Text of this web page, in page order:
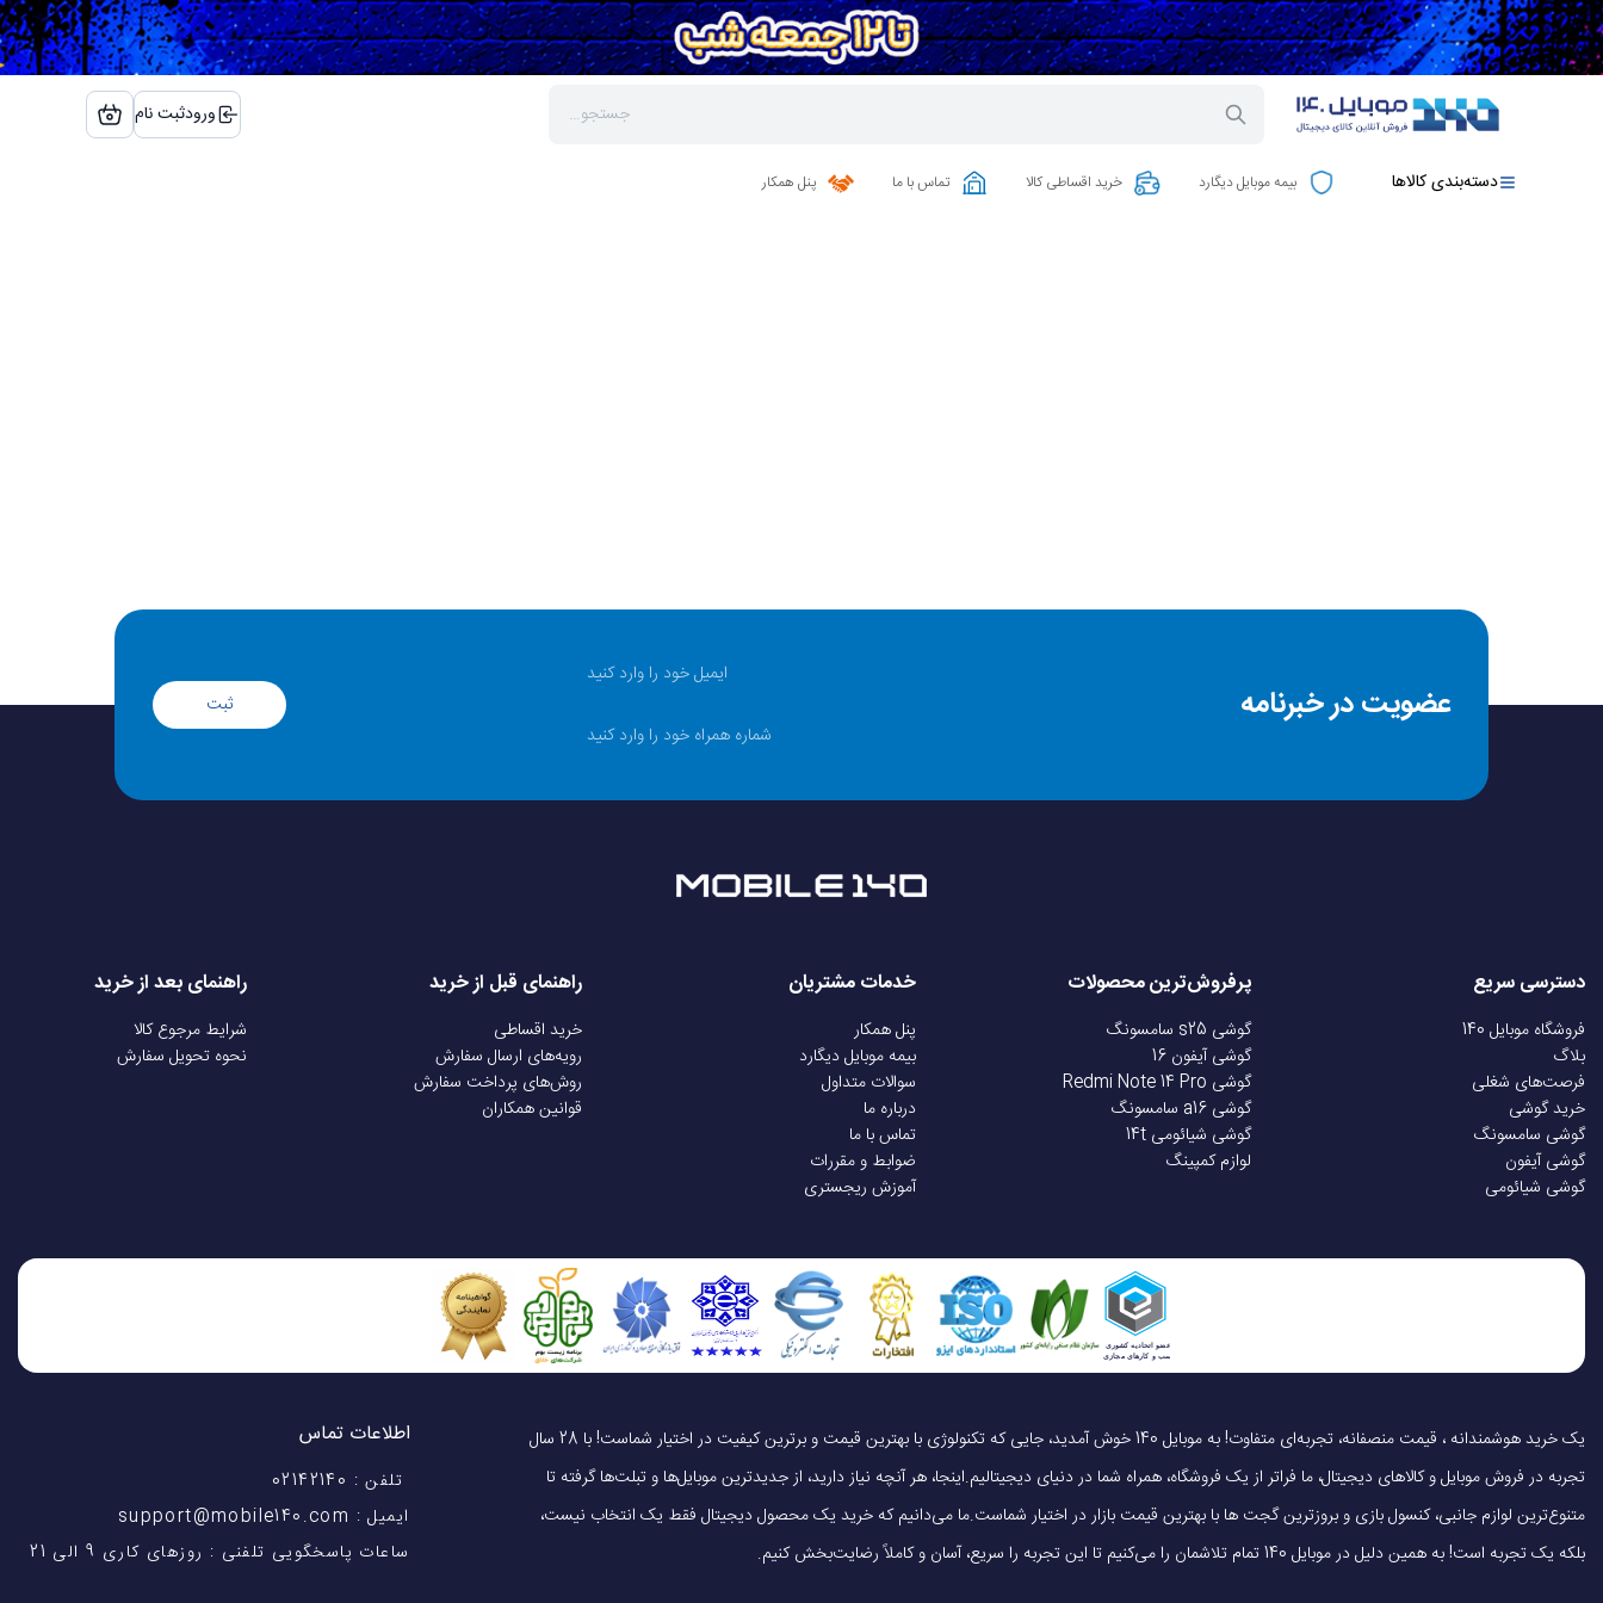
ورودثبت نام
دسته‌بندی کالاها بیمه موبایل دیگارد خرید اقساطی کالا تماس با ما پنل همکار
عضویت در خبرنامه ثبت
دسترسی سریع
فروشگاه موبایل 140
بلاگ
فرصت‌های شغلی
خرید گوشی
گوشی سامسونگ
گوشی آیفون
گوشی شیائومی
پرفروش‌ترین محصولات
گوشی s25 سامسونگ
گوشی آیفون 16
گوشی Redmi Note 14 Pro
گوشی a16 سامسونگ
گوشی شیائومی 14t
لوازم کمپینگ
خدمات مشتریان
پنل همکار
بیمه موبایل دیگارد
سوالات متداول
درباره ما
تماس با ما
ضوابط و مقررات
آموزش ریجستری
راهنمای قبل از خرید
خرید اقساطی
رویه‌های ارسال سفارش
روش‌های پرداخت سفارش
قوانین همکاران
راهنمای بعد از خرید
شرایط مرجوع کالا
نحوه تحویل سفارش
یک خرید هوشمندانه ، قیمت منصفانه، تجربه‌ای متفاوت! به موبایل 140 خوش آمدید، جایی که تکنولوژی با بهترین قیمت و برترین کیفیت در اختیار شماست! با 28 سال
تجربه در فروش موبایل و کالاهای دیجیتال، ما فراتر از یک فروشگاه، همراه شما در دنیای دیجیتالیم.اینجا، هر آنچه نیاز دارید، از جدیدترین موبایل‌ها و تبلت‌ها گرفته تا
متنوع‌ترین لوازم جانبی، کنسول بازی و بروزترین گجت ها با بهترین قیمت بازار در اختیار شماست.ما می‌دانیم که خرید یک محصول دیجیتال فقط یک انتخاب نیست،
بلکه یک تجربه است! به همین دلیل در موبایل 140 تمام تلاشمان را می‌کنیم تا این تجربه را سریع، آسان و کاملاً رضایت‌بخش کنیم.
اطلاعات تماس
تلفن : 02142140
ایمیل : support@mobile140.com
ساعات پاسخگویی تلفنی : روزهای کاری 9 الی 21